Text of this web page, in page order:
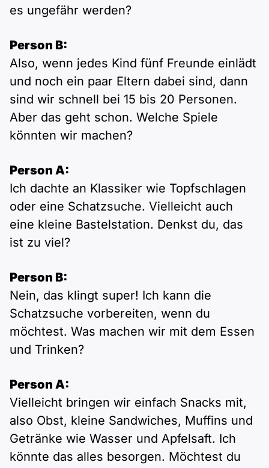
es ungefähr werden?
Person B:
Also, wenn jedes Kind fünf Freunde einlädt
und noch ein paar Eltern dabei sind, dann
sind wir schnell bei 15 bis 20 Personen.
Aber das geht schon. Welche Spiele
könnten wir machen?
Person A:
Ich dachte an Klassiker wie Topfschlagen
oder eine Schatzsuche. Vielleicht auch
eine kleine Bastelstation. Denkst du, das
ist zu viel?
Person B:
Nein, das klingt super! Ich kann die
Schatzsuche vorbereiten, wenn du
möchtest. Was machen wir mit dem Essen
und Trinken?
Person A:
Vielleicht bringen wir einfach Snacks mit,
also Obst, kleine Sandwiches, Muffins und
Getränke wie Wasser und Apfelsaft. Ich
könnte das alles besorgen. Möchtest du